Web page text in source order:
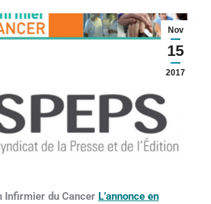
Nov
15
2017
Infirmier du Cancer L’annonce en